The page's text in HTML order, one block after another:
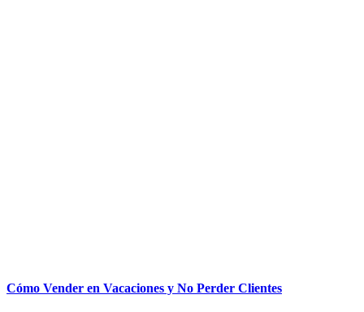
Cómo Vender en Vacaciones y No Perder Clientes